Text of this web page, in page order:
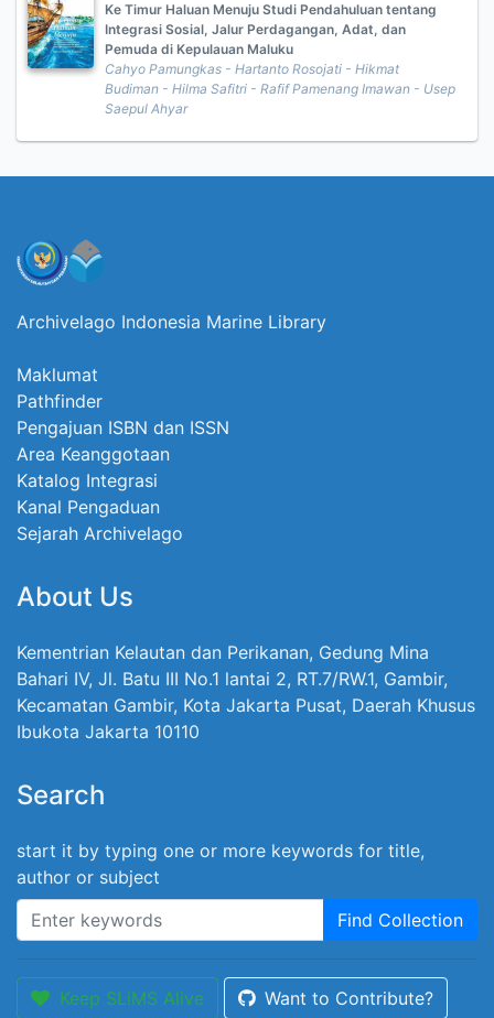
Ke Timur Haluan Menuju Studi Pendahuluan tentang
Integrasi Sosial, Jalur Perdagangan, Adat, dan
Pemuda di Kepulauan Maluku
Cahyo Pamungkas - Hartanto Rosojati - Hikmat
Budiman - Hilma Safitri - Rafif Pamenang Imawan - Usep
Saepul Ahyar
Archivelago Indonesia Marine Library
Maklumat
Pathfinder
Pengajuan ISBN dan ISSN
Area Keanggotaan
Katalog Integrasi
Kanal Pengaduan
Sejarah Archivelago
About Us
Kementrian Kelautan dan Perikanan, Gedung Mina
Bahari IV, Jl. Batu III No.1 lantai 2, RT.7/RW.1, Gambir,
Kecamatan Gambir, Kota Jakarta Pusat, Daerah Khusus
Ibukota Jakarta 10110
Search
start it by typing one or more keywords for title,
author or subject
Find Collection
Keep SLiMS Alive Want to Contribute?